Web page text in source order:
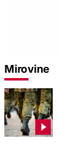
Mirovine